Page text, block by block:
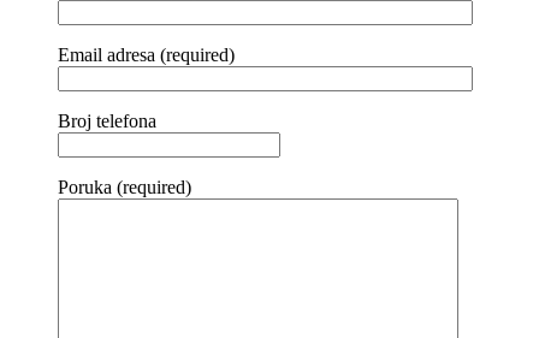
Email adresa (required)
Broj telefona
Poruka (required)